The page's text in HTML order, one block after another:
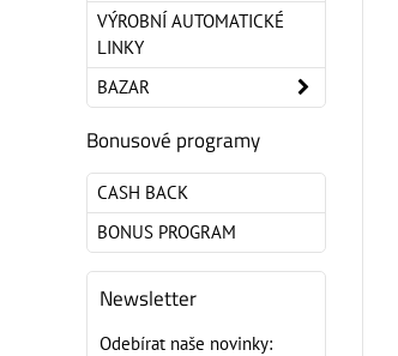
VÝROBNÍ AUTOMATICKÉ
LINKY
BAZAR
Bonusové programy
CASH BACK
BONUS PROGRAM
Newsletter
Odebírat naše novinky: